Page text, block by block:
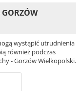
wystąpić utrudnienia
również podczas
- Gorzów Wielkopolski.